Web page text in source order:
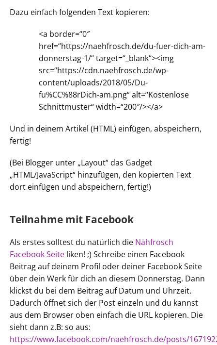
Dazu einfach folgenden Text kopieren:
<a border=“0″
href=“https://naehfrosch.de/du-fuer-dich-am-
donnerstag-1/“ target=“_blank“><img
src=“https://cdn.naehfrosch.de/wp-
content/uploads/2018/05/Du-
fu%CC%88rDich-am.png“ alt=“Kostenlose
Schnittmuster“ width=“200″/></a>
Und in deinem Artikel (HTML) einfügen, abspeichern,
fertig!
(Bei Blogger unter „Layout“ das Gadget
„HTML/JavaScript“ hinzufügen, den kopierten Text
dort einfügen und abspeichern, fertig!)
Teilnahme mit Facebook
Als erstes solltest du natürlich die Nähfrosch
Facebook Seite liken! ;) Schreibe einen Facebook
Beitrag auf deinem Profil oder deiner Facebook Seite
über dein Werk für dich an diesem Donnerstag. Dann
klickst du bei dem Beitrag auf Datum und Uhrzeit.
Dadurch öffnet sich der Post einzeln und du kannst
aus dem Browser oben einfach die URL kopieren. Die
sieht dann z.B: so aus:
https://www.facebook.com/naehfrosch.de/posts/